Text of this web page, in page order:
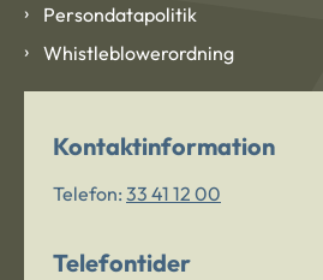
Persondatapolitik
Whistleblowerordning
Kontaktinformation
Telefon: 33 41 12 00
Telefontider